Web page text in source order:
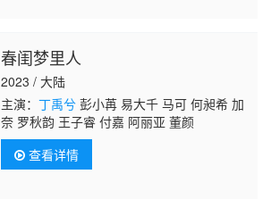
春闺梦里人
2023 / 大陆
主演： 丁禹兮彭小苒 易大千 马可 何昶希 加
奈 罗秋韵 王子睿 付嘉 阿丽亚 董颜
查看详情